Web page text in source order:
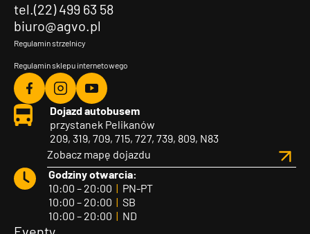
tel.(22) 499 63 58
biuro@agvo.pl
Regulamin strzelnicy
Regulamin sklepu internetowego
Agvo
Facebook
Agvo
Instagram
Agvo
YouTube
Dojazd autobusem
przystanek Pelikanów
209, 319, 709, 715, 727, 739, 809, N83
Zobacz mapę dojazdu
Godziny otwarcia:
10:00 – 20:00 | PN-PT
10:00 – 20:00 | SB
10:00 – 20:00 | ND